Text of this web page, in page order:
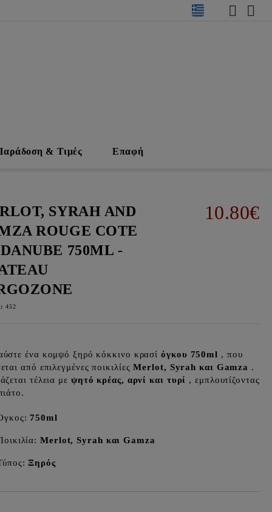
& Τιμές Επαφή
SYRAH AND
ROUGE COTE
750ML -
10.80€
452
ένα κομψό ξηρό κόκκινο κρασίόγκου 750ml , που
από επιλεγμένες ποικιλίεςMerlot, Syrah και Gamza .
τέλεια με ψητό κρέας, αρνί και τυρί , εμπλουτίζοντας
750ml
Merlot, Syrah και Gamza
Ξηρός